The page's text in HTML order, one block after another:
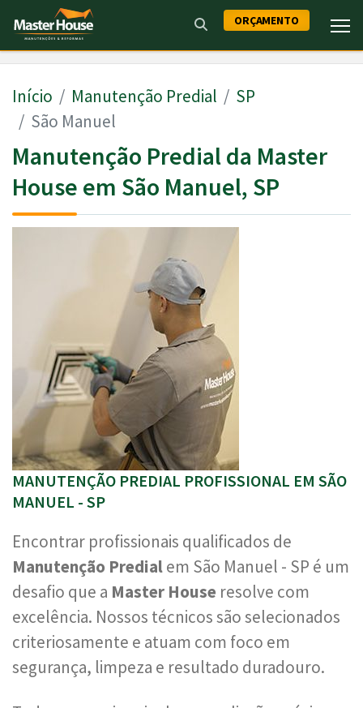
ORÇAMENTO
Início Manutenção Predial
SP
São Manuel
Manutenção Predial da Master
House em São Manuel, SP
MANUTENÇÃO PREDIAL PROFISSIONAL EM SÃO
MANUEL - SP
Encontrar profissionais qualificados de
Manutenção Predialem São Manuel - SP é um
desafio que a Master House resolve com
excelência. Nossos técnicos são selecionados
criteriosamente e atuam com foco em
segurança, limpeza e resultado duradouro.